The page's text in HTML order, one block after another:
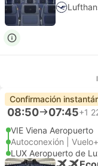
Confirmación
08:50 07:45+1
VIE Viena Aeropuerto
Autoconexión |
LUX Aeropuerto de